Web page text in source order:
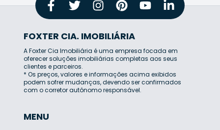
FOXTER CIA. IMOBILIÁRIA
A Foxter Cia Imobiliária é uma empresa focada em
oferecer soluções imobiliárias completas aos seus
clientes e parceiros.
* Os preços, valores e informações acima exibidos
podem sofrer mudanças, devendo ser confirmados
com o corretor autônomo responsável.
MENU